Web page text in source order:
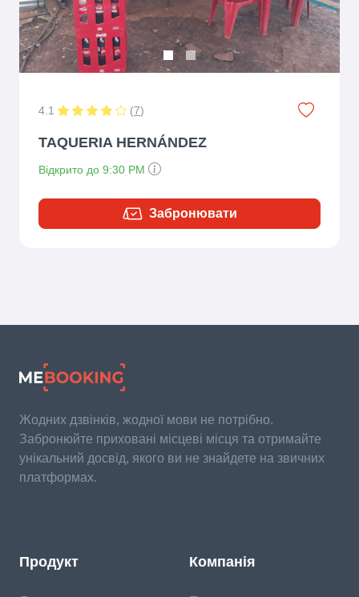
4.1 (7)
TAQUERIA HERNÁNDEZ
Відкрито до 9:30 PM
Забронювати
Жодних дзвінків, жодної мови не потрібно.
Забронюйте приховані місцеві місця та отримайте
унікальний досвід, якого ви не знайдете на звичних
платформах.
Продукт Компанія